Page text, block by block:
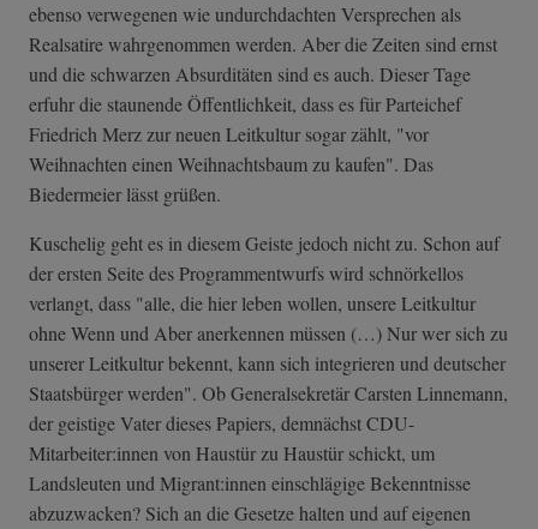
ebenso verwegenen wie undurchdachten Versprechen als
Realsatire wahrgenommen werden. Aber die Zeiten sind ernst
und die schwarzen Absurditäten sind es auch. Dieser Tage
erfuhr die staunende Öffentlichkeit, dass es für Parteichef
Friedrich Merz zur neuen Leitkultur sogar zählt, "vor
Weihnachten einen Weihnachtsbaum zu kaufen". Das
Biedermeier lässt grüßen.
Kuschelig geht es in diesem Geiste jedoch nicht zu. Schon auf
der ersten Seite des Programmentwurfs wird schnörkellos
verlangt, dass "alle, die hier leben wollen, unsere Leitkultur
ohne Wenn und Aber anerkennen müssen (…) Nur wer sich zu
unserer Leitkultur bekennt, kann sich integrieren und deutscher
Staatsbürger werden". Ob Generalsekretär Carsten Linnemann,
der geistige Vater dieses Papiers, demnächst CDU-
Mitarbeiter:innen von Haustür zu Haustür schickt, um
Landsleuten und Migrant:innen einschlägige Bekenntnisse
abzuzwacken? Sich an die Gesetze halten und auf eigenen